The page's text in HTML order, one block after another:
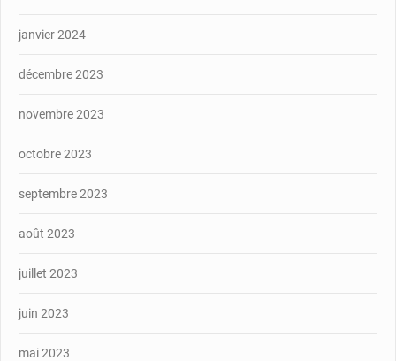
janvier 2024
décembre 2023
novembre 2023
octobre 2023
septembre 2023
août 2023
juillet 2023
juin 2023
mai 2023